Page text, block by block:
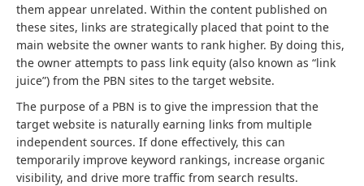
them appear unrelated. Within the content published on
these sites, links are strategically placed that point to the
main website the owner wants to rank higher. By doing this,
the owner attempts to pass link equity (also known as “link
juice”) from the PBN sites to the target website.
The purpose of a PBN is to give the impression that the
target website is naturally earning links from multiple
independent sources. If done effectively, this can
temporarily improve keyword rankings, increase organic
visibility, and drive more traffic from search results.